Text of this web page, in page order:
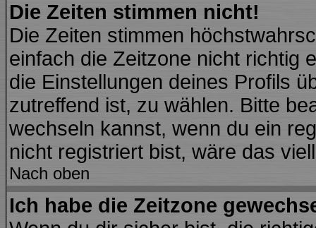
Die Zeiten stimmen nicht!
Die Zeiten stimmen
einfach die Zeitzone nicht richtig
die Einstellungen deines Profils
zutreffend ist, zu wählen. Bitte
wechseln kannst, wenn du ein
nicht registriert bist, wäre das
Nach oben
Ich habe die Zeitzone